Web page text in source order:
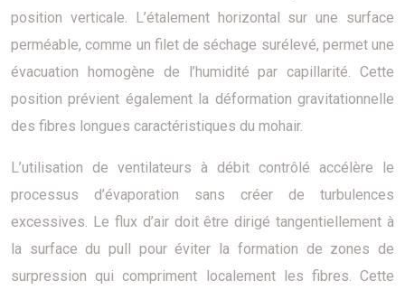
position verticale. L’étalement horizontal sur une surface
perméable, comme un filet de séchage surélevé, permet une
évacuation homogène de l’humidité par capillarité. Cette
position prévient également la déformation gravitationnelle
des fibres longues caractéristiques du mohair.
L’utilisation de ventilateurs à débit contrôlé accélère le
processus d’évaporation sans créer de turbulences
excessives. Le flux d’air doit être dirigé tangentiellement à
la surface du pull pour éviter la formation de zones de
surpression qui compriment localement les fibres. Cette